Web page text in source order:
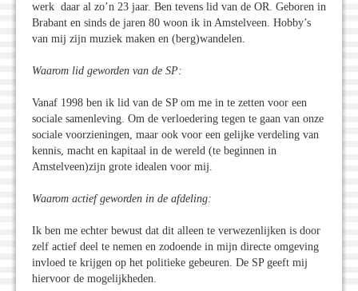
werk daar al zo’n 23 jaar. Ben tevens lid van de OR. Geboren in
Brabant en sinds de jaren 80 woon ik in Amstelveen. Hobby’s
van mij zijn muziek maken en (berg)wandelen.
Waarom lid geworden van de SP:
Vanaf 1998 ben ik lid van de SP om me in te zetten voor een
sociale samenleving. Om de verloedering tegen te gaan van onze
sociale voorzieningen, maar ook voor een gelijke verdeling van
kennis, macht en kapitaal in de wereld (te beginnen in
Amstelveen)zijn grote idealen voor mij.
Waarom actief geworden in de afdeling:
Ik ben me echter bewust dat dit alleen te verwezenlijken is door
zelf actief deel te nemen en zodoende in mijn directe omgeving
invloed te krijgen op het politieke gebeuren. De SP geeft mij
hiervoor de mogelijkheden.